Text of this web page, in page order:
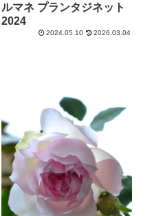
ルマネ プランタジネット
2024
2024.05.10 2026.03.04